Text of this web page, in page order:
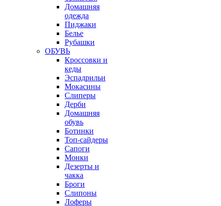
Домашняя
одежда
Пиджаки
Белье
Рубашки
ОБУВЬ
Кроссовки и
кеды
Эспадрильи
Мокасины
Слиперы
Дерби
Домашняя
обувь
Ботинки
Топ-сайдеры
Сапоги
Монки
Дезерты и
чакка
Броги
Слипоны
Лоферы